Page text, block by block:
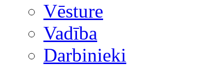
Vēsture
Vadība
Darbinieki